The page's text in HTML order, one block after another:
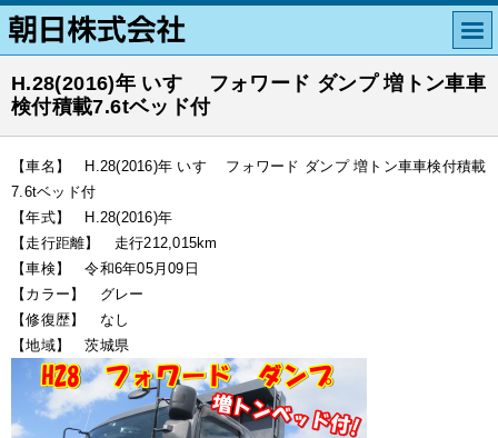
H.28(2016)年 いすゞ フォワード ダンプ 増トン車車
検付積載7.6tベッド付
【車名】 H.28(2016)年 いすゞ フォワード ダンプ 増トン車車検付積載
7.6tベッド付
【年式】 H.28(2016)年
【走行距離】 走行212,015km
【車検】 令和6年05月09日
【カラー】 グレー
【修復歴】 なし
【地域】 茨城県